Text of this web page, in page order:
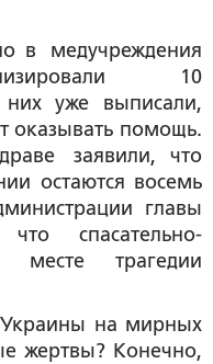
в медучреждения
10
уже выписали,
оказывать помощь.
заявили, что
остаются восемь
главы
спасательно-
трагедии
Украины на мирных
жертвы? Конечно,